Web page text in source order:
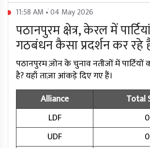
11:58 AM • 04 May 2026
पठानपुरम क्षेत्र, केरल में
गठबंधन कैसा प्रदर्शन कर रहे
पठानपुरम ज़ोन के चुनाव नतीजों में पार्टियों
है? यहाँ ताज़ा आंकड़े दिए गए हैं।
Alliance
Total
LDF
0
UDF
0